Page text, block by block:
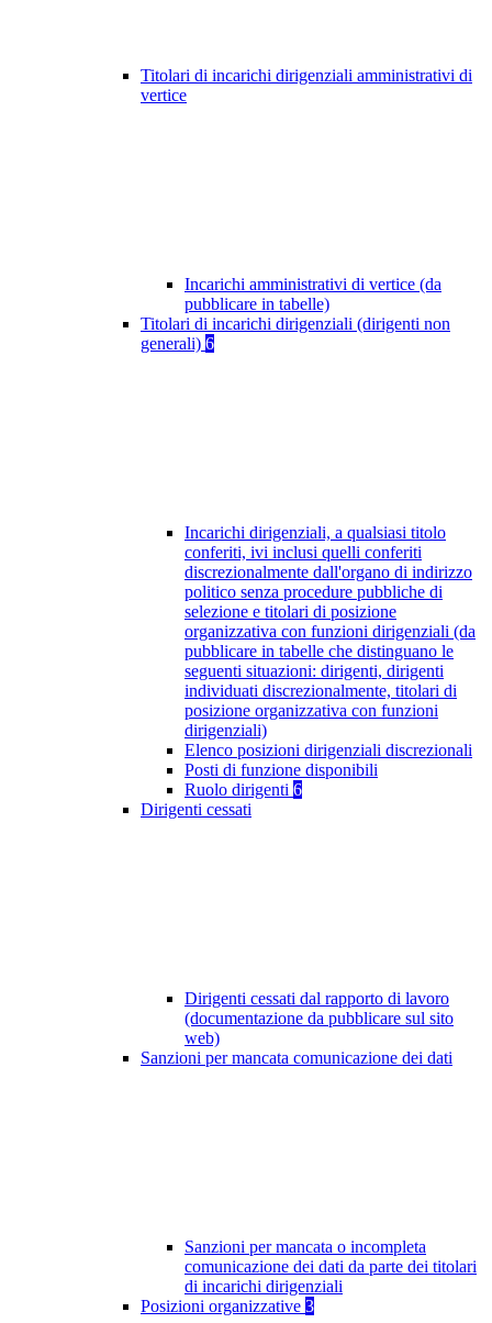
Titolari di incarichi dirigenziali amministrativi di
vertice
Incarichi amministrativi di vertice (da
pubblicare in tabelle)
Titolari di incarichi dirigenziali (dirigenti non
generali) 6
Incarichi dirigenziali, a qualsiasi titolo
conferiti, ivi inclusi quelli conferiti
discrezionalmente dall'organo di indirizzo
politico senza procedure pubbliche di
selezione e titolari di posizione
organizzativa con funzioni dirigenziali (da
pubblicare in tabelle che distinguano le
seguenti situazioni: dirigenti, dirigenti
individuati discrezionalmente, titolari di
posizione organizzativa con funzioni
dirigenziali)
Elenco posizioni dirigenziali discrezionali
Posti di funzione disponibili
Ruolo dirigenti 6
Dirigenti cessati
Dirigenti cessati dal rapporto di lavoro
(documentazione da pubblicare sul sito
web)
Sanzioni per mancata comunicazione dei dati
Sanzioni per mancata o incompleta
comunicazione dei dati da parte dei titolari
di incarichi dirigenziali
Posizioni organizzative 3